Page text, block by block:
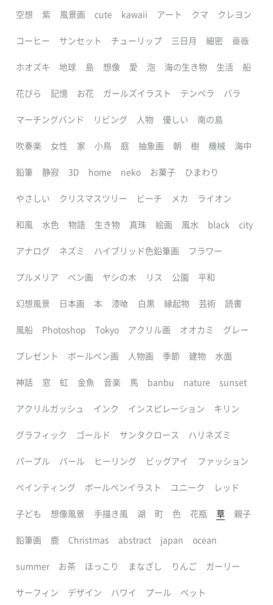
空想 紫 風景画 cute kawaii アート クマ クレヨン
コーヒー サンセット チューリップ 三日月 細密 薔薇
ホオズキ 地球 島 想像 愛 泡 海の生き物 生活 船
花びら 記憶 お花 ガールズイラスト テンペラ バラ
マーチングバンド リビング 人物 優しい 南の島
吹奏楽 女性 家 小鳥 庭 抽象画 朝 樹 機械 海中
鉛筆 静寂 3D home neko お菓子 ひまわり
やさしい クリスマスツリー ビーチ メカ ライオン
和風 水色 物語 生き物 真珠 絵画 風水 black city
アナログ ネズミ ハイブリッド色鉛筆画 フラワー
プルメリア ペン画 ヤシの木 リス 公園 平和
幻想風景 日本画 本 漆喰 白黒 縁起物 芸術 読書
風船 Photoshop Tokyo アクリル画 オオカミ グレー
プレゼント ボールペン画 人物画 季節 建物 水面
神話 窓 虹 金魚 音楽 馬 banbu nature sunset
アクリルガッシュ インク インスピレーション キリン
グラフィック ゴールド サンタクロース ハリネズミ
パープル パール ヒーリング ビッグアイ ファッション
ペインティング ボールペンイラスト ユニーク レッド
子ども 想像風景 手描き風 湖 町 色 花瓶 草 親子
鉛筆画 鹿 Christmas abstract japan ocean
summer お茶 ほっこり まなざし りんご ガーリー
サーフィン デザイン ハワイ プール ペット